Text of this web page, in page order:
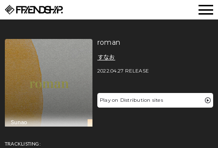
roman
すなお
2022.04.27 RELEASE
Play on Distribution sites
TRACKLISTING: